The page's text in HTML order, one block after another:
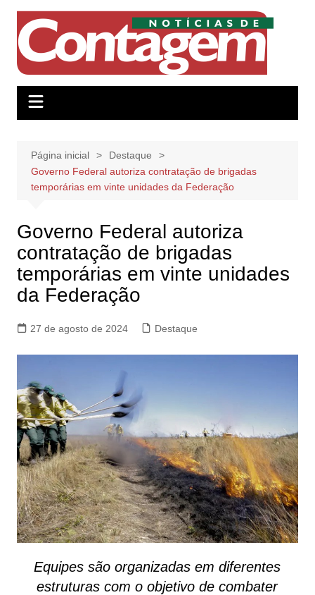
conteúdo
Página inicial
Destaque
Governo Federal autoriza contratação de brigadas
temporárias em vinte unidades da Federação
Governo Federal autoriza
contratação de brigadas
temporárias em vinte unidades
da Federação
27 de agosto de 2024 Destaque
Equipes são organizadas em diferentes
estruturas com o objetivo de combater